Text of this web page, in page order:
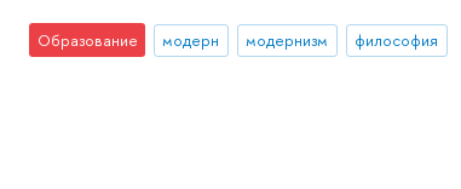
Образование модерн модернизм философия